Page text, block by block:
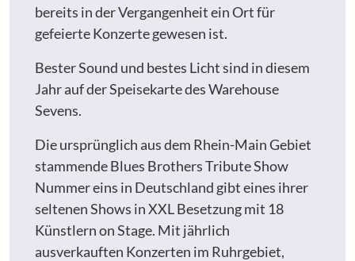
bereits in der Vergangenheit ein Ort für
gefeierte Konzerte gewesen ist.
Bester Sound und bestes Licht sind in diesem
Jahr auf der Speisekarte des Warehouse
Sevens.
Die ursprünglich aus dem Rhein-Main Gebiet
stammende Blues Brothers Tribute Show
Nummer eins in Deutschland gibt eines ihrer
seltenen Shows in XXL Besetzung mit 18
Künstlern on Stage. Mit jährlich
ausverkauften Konzerten im Ruhrgebiet,